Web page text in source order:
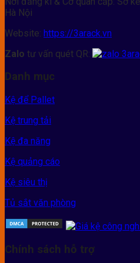
Hà Nội
Website: https://3arack.vn
Zalo tư vấn quét QR:
Danh mục
Kệ để Pallet
Kệ trung tải
Kệ đa năng
Kệ quảng cáo
Kệ siêu thị
Tủ sắt văn phòng
Chính sách hỗ trợ